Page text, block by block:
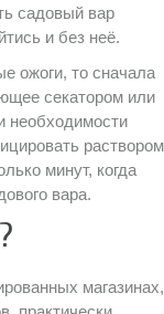
садовый вар
и без неё.
ожоги, то сначала
секатором или
необходимости
раствором
минут, когда
вара.
магазинах,